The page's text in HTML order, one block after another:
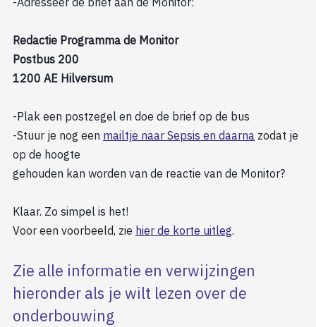
Redactie Programma de Monitor
Postbus 200
1200 AE Hilversum
-Plak een postzegel en doe de brief op de bus
-Stuur je nog een mailtje naar Sepsis en daarna zodat je
op de hoogte
gehouden kan worden van de reactie van de Monitor?
Klaar. Zo simpel is het!
Voor een voorbeeld, zie hier de korte uitleg.
Zie alle informatie en verwijzingen
hieronder als je wilt lezen over de
onderbouwing